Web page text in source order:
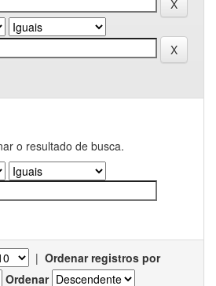
o resultado de busca.
| Ordenar registros por
Ordenar